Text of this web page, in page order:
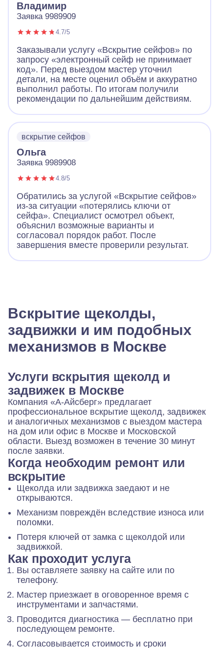
Владимир
Заявка 9989909
4.7/5
Заказывали услугу «Вскрытие сейфов» по
запросу «электронный сейф не принимает
код». Перед выездом мастер уточнил
детали, на месте оценил объём и аккуратно
выполнил работы. По итогам получили
рекомендации по дальнейшим действиям.
вскрытие сейфов
Ольга
Заявка 9989908
4.8/5
Обратились за услугой «Вскрытие сейфов»
из-за ситуации «потерялись ключи от
сейфа». Специалист осмотрел объект,
объяснил возможные варианты и
согласовал порядок работ. После
завершения вместе проверили результат.
Вскрытие щеколды,
задвижки и им подобных
механизмов в Москве
Услуги вскрытия щеколд и
задвижек в Москве
Компания «А-Айсберг» предлагает
профессиональное вскрытие щеколд, задвижек
и аналогичных механизмов с выездом мастера
на дом или офис в Москве и Московской
области. Выезд возможен в течение 30 минут
после заявки.
Когда необходим ремонт или
вскрытие
Щеколда или задвижка заедают и не
открываются.
Механизм повреждён вследствие износа или
поломки.
Потеря ключей от замка с щеколдой или
задвижкой.
Как проходит услуга
Вы оставляете заявку на сайте или по
телефону.
Мастер приезжает в оговоренное время с
инструментами и запчастями.
Проводится диагностика — бесплатно при
последующем ремонте.
Согласовывается стоимость и сроки